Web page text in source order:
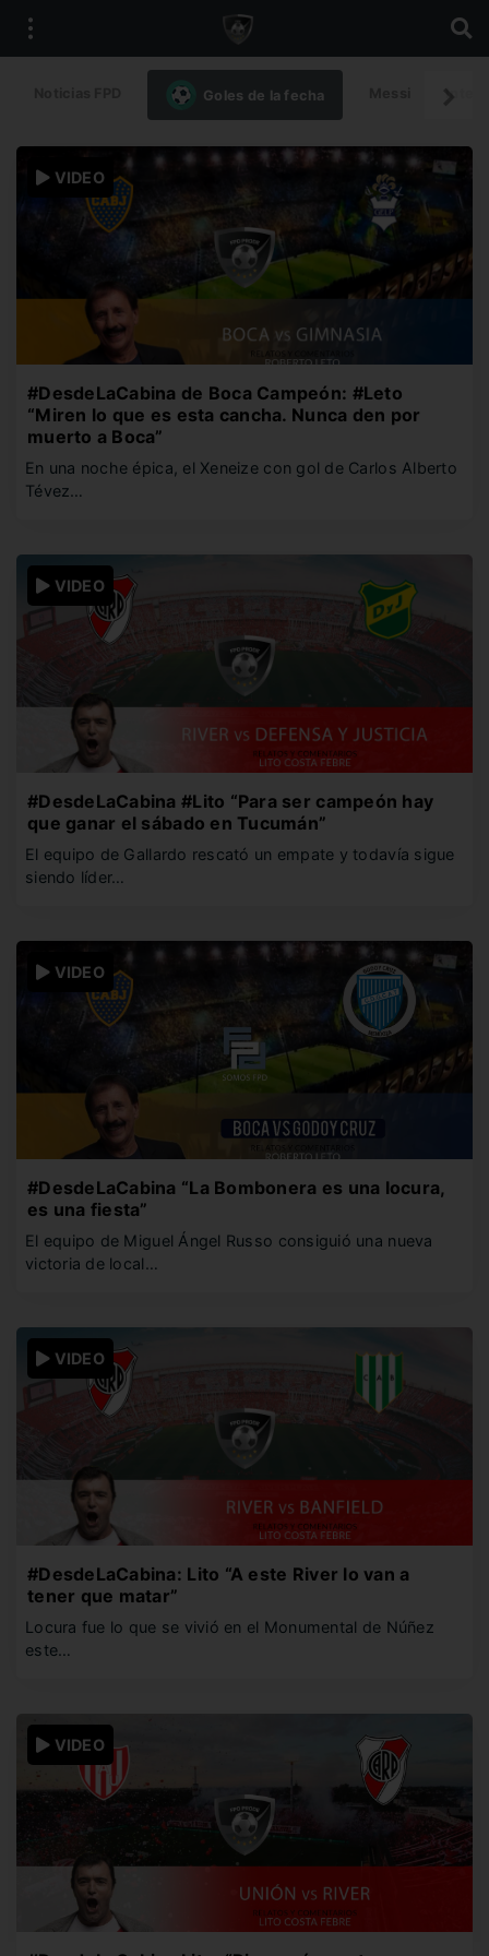
Goles de la fecha
VIDEO
#DesdeLaCabina de Boca Campeón: #Leto
“Miren lo que es esta cancha. Nunca den por
muerto a Boca”
En una noche épica, el Xeneize con gol de Carlos Alberto
Tévez…
VIDEO
#DesdeLaCabina #Lito “Para ser campeón hay
que ganar el sábado en Tucumán”
El equipo de Gallardo rescató un empate y todavía sigue
siendo líder…
VIDEO
#DesdeLaCabina “La Bombonera es una locura,
es una fiesta”
El equipo de Miguel Ángel Russo consiguió una nueva
victoria de local…
VIDEO
#DesdeLaCabina: Lito “A este River lo van a
tener que matar”
Locura fue lo que se vivió en el Monumental de Núñez
este…
VIDEO